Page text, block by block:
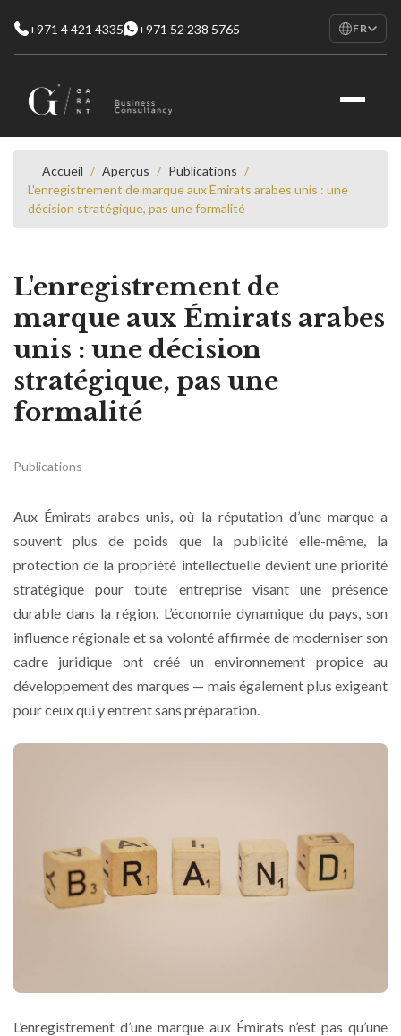
+971 4 421 4335 +971 52 238 5765 FR
AR
Accueil / Aperçus / Publications /
L'enregistrement de marque aux Émirats arabes unis : une
décision stratégique, pas une formalité
L'enregistrement de
marque aux Émirats arabes
unis : une décision
stratégique, pas une
formalité
Publications
Aux Émirats arabes unis, où la réputation d’une marque a
souvent plus de poids que la publicité elle-même, la
protection de la propriété intellectuelle devient une priorité
stratégique pour toute entreprise visant une présence
durable dans la région. L’économie dynamique du pays, son
influence régionale et sa volonté affirmée de moderniser son
cadre juridique ont créé un environnement propice au
développement des marques — mais également plus exigeant
pour ceux qui y entrent sans préparation.
L’enregistrement d’une marque aux Émirats n’est pas qu’une